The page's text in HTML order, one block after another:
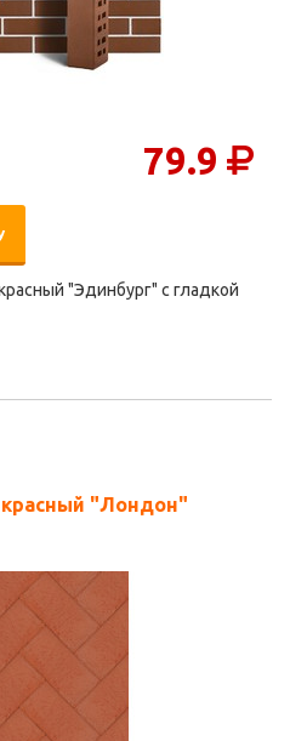
79.9
"Эдинбург" с гладкой
"Лондон"